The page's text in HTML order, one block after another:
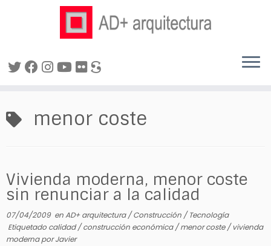
contenidomenor coste
Vivienda moderna, menor coste
sin renunciar a la calidad
07/04/2009enAD+ arquitectura/Construcción /Tecnología
Etiquetado calidad/construcción económica/menor coste/vivienda
modernaporJavier